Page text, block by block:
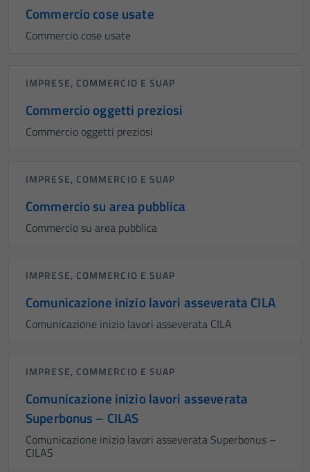
Commercio cose usate
Commercio cose usate
IMPRESE, COMMERCIO E SUAP
Commercio oggetti preziosi
Commercio oggetti preziosi
IMPRESE, COMMERCIO E SUAP
Commercio su area pubblica
Commercio su area pubblica
IMPRESE, COMMERCIO E SUAP
Comunicazione inizio lavori asseverata CILA
Comunicazione inizio lavori asseverata CILA
IMPRESE, COMMERCIO E SUAP
Comunicazione inizio lavori asseverata
Superbonus – CILAS
Comunicazione inizio lavori asseverata Superbonus –
CILAS